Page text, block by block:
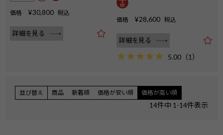
価格 ¥30,800 税込
詳細を見る
価格 ¥28,600 税込
詳細を見る
5.00 （1）
並び替え 商品 新着順 価格が安い順 価格が高い順
14件中 1 -14件表示